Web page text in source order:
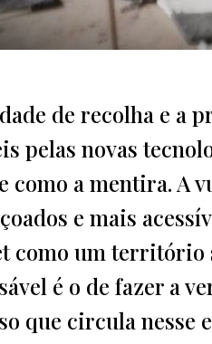
de recolha e a
pelas novas
como a mentira. A
e mais
como um território
é o de fazer a
que circula nesse